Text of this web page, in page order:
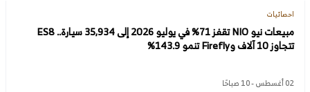
احصائيات
مبيعات نيو NIO تقفز 71% في يوليو 2026 إلى 35,934 سيارة.. ES8
تتجاوز 10 آلاف وFirefly تنمو 143.9%
02 أغسطس - 10 صباحًا